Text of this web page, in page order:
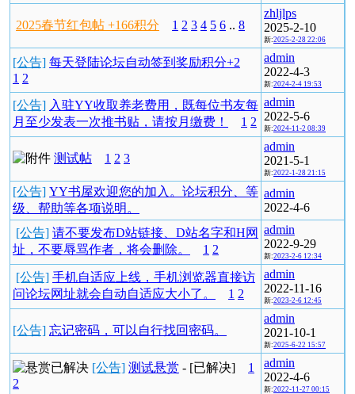
2025春节红包帖 +166积分 1 2 3 4 5 6 .. 8
zhljlps
2025-2-10
新:2025-2-28 22:06
[公告] 每天登陆论坛自动签到奖励积分+2
1 2
admin
2022-4-3
新:2024-2-4 19:53
[公告] 入驻YY收取养老费用，既每位书友每
月至少发表一次推书贴，请按月缴费！
1 2
admin
2022-5-6
新:2024-11-2 08:39
测试帖 1 2 3
admin
2021-5-1
新:2022-1-28 21:15
[公告] YY书屋欢迎您的加入。论坛积分、等
级、帮助等各项说明。
admin
2022-4-6
[公告] 请不要发布D站链接、D站名字和H网
址，不要辱骂作者，将会删除。
1 2
admin
2022-9-29
新:2023-2-6 12:34
[公告] 手机自适应上线，手机浏览器直接访
问论坛网址就会自动自适应大小了。
1 2
admin
2022-11-16
新:2023-2-6 12:45
[公告] 忘记密码，可以自行找回密码。
admin
2021-10-1
新:2025-6-22 15:57
[公告] 测试悬赏 - [已解决]
1
2
admin
2022-4-6
新:2022-11-27 00:15